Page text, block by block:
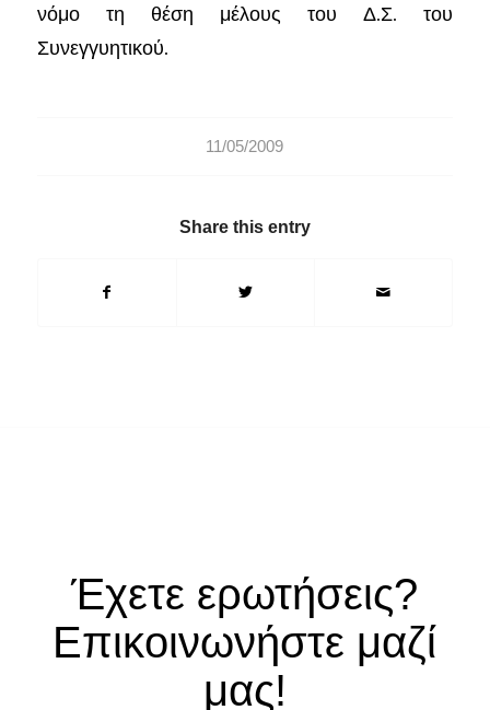
νόμο τη θέση μέλους του Δ.Σ. του
Συνεγγυητικού.
11/05/2009
Share this entry
Έχετε ερωτήσεις?
Επικοινωνήστε μαζί
μας!